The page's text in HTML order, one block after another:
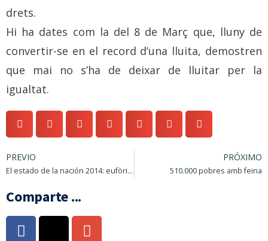
drets.
Hi ha dates com la del 8 de Març que, lluny de
convertir-se en el record d’una lluita, demostren
que mai no s’ha de deixar de lluitar per la
igualtat.
PREVIO
El estado de la nación 2014: eufòries i almoines
PRÓXIMO
510.000 pobres amb feina
Comparte ...